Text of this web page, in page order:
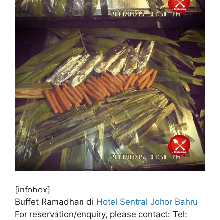
[infobox]
Buffet Ramadhan di Hotel Sentral Johor Bahru
For reservation/enquiry, please contact: Tel: